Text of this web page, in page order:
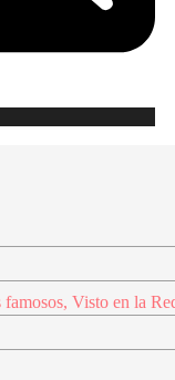
famosos, Visto en la